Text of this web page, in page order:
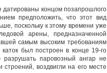
датированы концом позапрошлого
предположить, что этот вид
поскольку к этому времени уже
арены, предназначенной
самым высоким требованиям
был построен в конце 19-го
паровозный ангар не
воздвигли на его месте